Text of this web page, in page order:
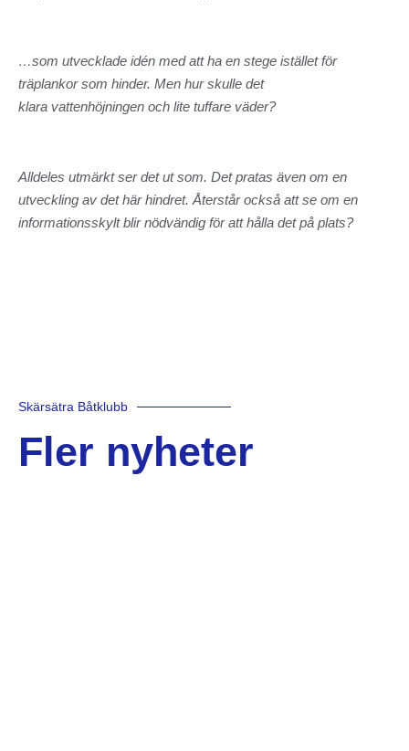
…som utvecklade idén med att ha en stege istället för
träplankor som hinder. Men hur skulle det
klara vattenhöjningen och lite tuffare väder?
Alldeles utmärkt ser det ut som. Det pratas även om en
utveckling av det här hindret. Återstår också att se om en
informationsskylt blir nödvändig för att hålla det på plats?
Skärsätra Båtklubb
Fler nyheter